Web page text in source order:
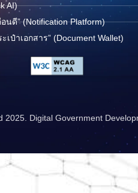
AI)
อนดี” (Notification Platform)
เป๋าเอกสาร” (Document Wallet)
2025. Digital Government